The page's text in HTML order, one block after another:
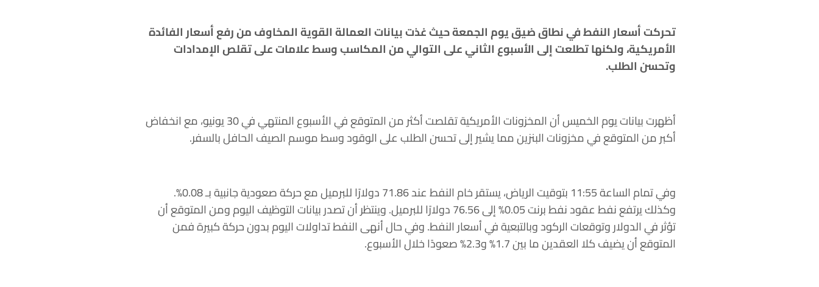
تحركت أسعار النفط في نطاق ضيق يوم الجمعة حيث غذت بيانات العمالة القوية المخاوف من رفع أسعار الفائدة
الأمريكية، ولكنها تطلعت إلى الأسبوع الثاني على التوالي من المكاسب وسط علامات على تقلص الإمدادات
وتحسن الطلب.
أظهرت بيانات يوم الخميس أن المخزونات الأمريكية تقلصت أكثر من المتوقع في الأسبوع المنتهي في 30 يونيو، مع انخفاض
أكبر من المتوقع في مخزونات البنزين مما يشير إلى تحسن الطلب على الوقود وسط موسم الصيف الحافل بالسفر.
وفي تمام الساعة 11:55 بتوقيت الرياض، يستقر خام النفط عند 71.86 دولارًا للبرميل مع حركة صعودية جانبية بـ 0.08%.
وكذلك يرتفع نفط عقود نفط برنت 0.05% إلى 76.56 دولارًا للبرميل. وينتظر أن تصدر بيانات التوظيف اليوم ومن المتوقع أن
تؤثر في الدولار وتوقعات الركود وبالتبعية في أسعار النفط. وفي حال أنهى النفط تداولات اليوم بدون حركة كبيرة فمن
المتوقع أن يضيف كلا العقدين ما بين 1.7% و2.3% صعودًا خلال الأسبوع.